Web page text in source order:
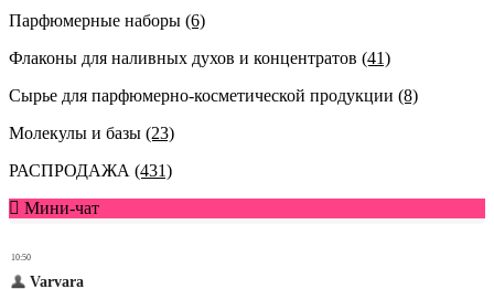
Парфюмерные наборы (6)
Флаконы для наливных духов и концентратов (41)
Сырье для парфюмерно-косметической продукции (8)
Молекулы и базы (23)
РАСПРОДАЖА (431)
Мини-чат